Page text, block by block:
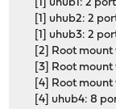
[1] uhub1: 2
[1] uhub2: 2
[1] uhub3: 2
[2] Root
[3] Root
[4] Root
[4] uhub4: 8